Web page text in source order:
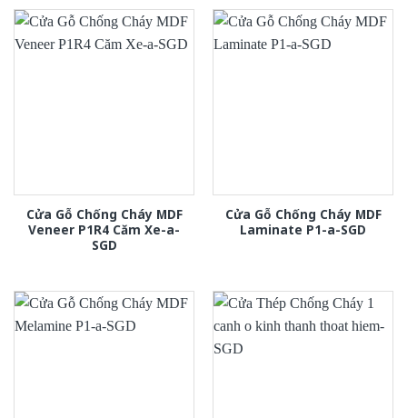
Cửa Gỗ Chống Cháy MDF
Veneer P1R4 Căm Xe-a-
SGD
Cửa Gỗ Chống Cháy MDF
Laminate P1-a-SGD